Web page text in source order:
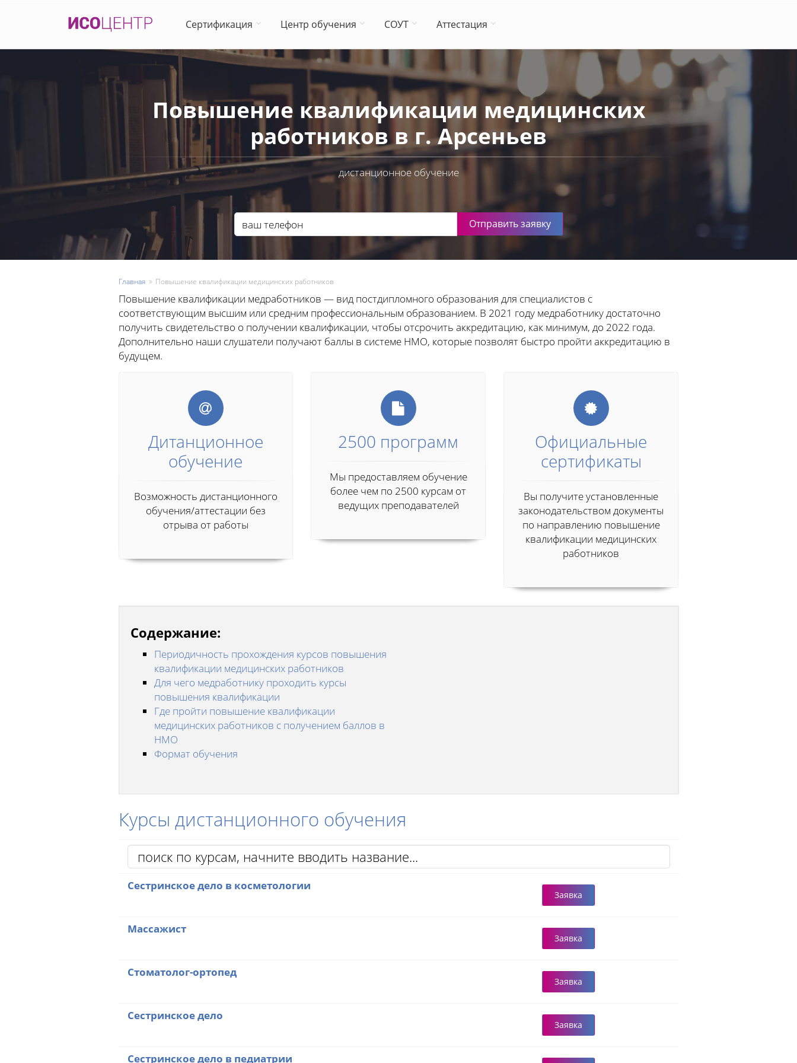
Сертификация Центр обучения СОУТ Аттестация
Повышение квалификации медицинских
работников в г. Арсеньев
дистанционное обучение
Отправить заявку
Главная Повышение квалификации медицинских работников
Повышение квалификации медработников — вид постдипломного образования для специалистов с
соответствующим высшим или средним профессиональным образованием. В 2021 году медработнику достаточно
получить свидетельство о получении квалификации, чтобы отсрочить аккредитацию, как минимум, до 2022 года.
Дополнительно наши слушатели получают баллы в системе НМО, которые позволят быстро пройти аккредитацию в
будущем.
Дитанционное
обучение
Возможность дистанционного
обучения/аттестации без
отрыва от работы
2500 программ
Мы предоставляем обучение
более чем по 2500 курсам от
ведущих преподавателей
Официальные
сертификаты
Вы получите установленные
законодательством документы
по направлению повышение
квалификации медицинских
работников
Содержание:
Периодичность прохождения курсов повышения
квалификации медицинских работников
Для чего медработнику проходить курсы
повышения квалификации
Где пройти повышение квалификации
медицинских работников с получением баллов в
НМО
Формат обучения
Курсы дистанционного обучения
Сестринское дело в косметологии
Заявка
Массажист
Заявка
Стоматолог-ортопед
Заявка
Сестринское дело
Заявка
Сестринское дело в педиатрии